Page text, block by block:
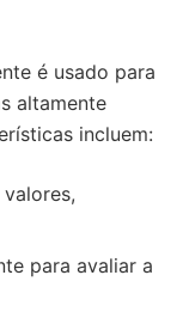
é usado para
altamente
incluem:
para avaliar a